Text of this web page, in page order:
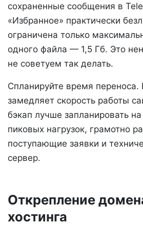
сохраненные сообщения в
«Избранное» практически
ограничена только
одного файла — 1,5 Гб. Это
не советуем так делать.
Спланируйте время переноса.
замедляет скорость работы
бэкап лучше запланировать
пиковых нагрузок, грамотно
поступающие заявки и
сервер.
Открепление
хостинга